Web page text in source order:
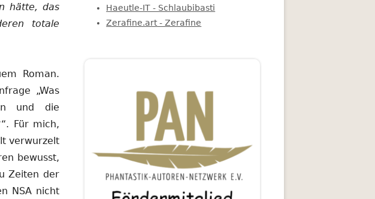
hätte, das
totale
Roman.
„Was
und die
Für mich,
verwurzelt
bewusst,
Zeiten der
NSA nicht
Haeutle-IT - Schlaubibasti
Zerafine.art - Zerafine